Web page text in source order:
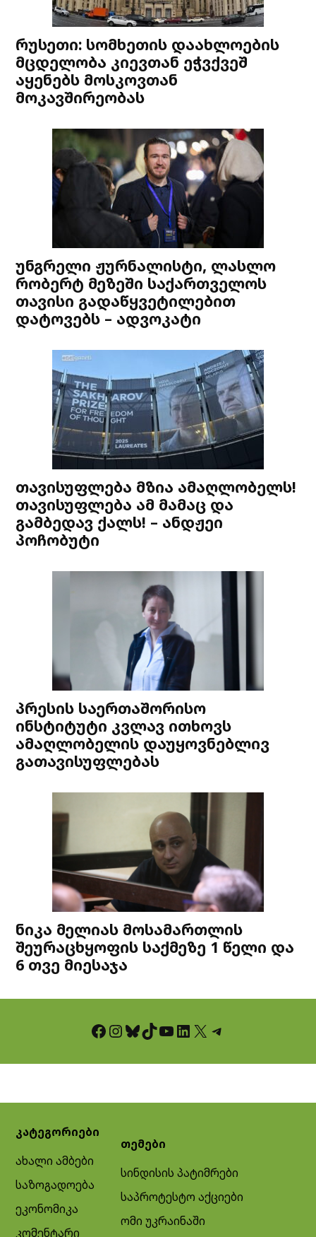
რუსეთი: სომხეთის დაახლოების
მცდელობა კიევთან ეჭვქვეშ
აყენებს მოსკოვთან
მოკავშირეობას
უნგრელი ჟურნალისტი, ლასლო
რობერტ მეზეში საქართველოს
თავისი გადაწყვეტილებით
დატოვებს – ადვოკატი
თავისუფლება მზია ამაღლობელს!
თავისუფლება ამ მამაც და
გამბედავ ქალს! – ანდჟეი
პოჩობუტი
პრესის საერთაშორისო
ინსტიტუტი კვლავ ითხოვს
ამაღლობელის დაუყოვნებლივ
გათავისუფლებას
ნიკა მელიას მოსამართლის
შეურაცხყოფის საქმეზე 1 წელი და
6 თვე მიესაჯა
Facebook InstagramBluesky TikTok YouTube LinkedIn X Telegram
კატეგორიები
ახალი ამბები
საზოგადოება
ეკონომიკა
კომენტარი
თემები
სინდისის პატიმრები
საპროტესტო აქციები
ომი უკრაინაში